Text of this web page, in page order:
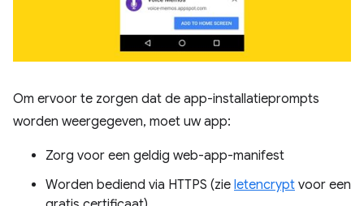
Om ervoor te zorgen dat de app-installatieprompts
worden weergegeven, moet uw app:
Zorg voor een geldig web-app-manifest
Worden bediend via HTTPS (zie letencrypt voor een